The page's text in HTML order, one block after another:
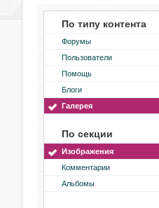
По типу контента
Форумы
Пользователи
Помощь
Блоги
Галерея
По секции
Изображения
Комментарии
Альбомы